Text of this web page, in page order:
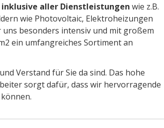
aller Dienstleistungen wie z.B.
wie Photovoltaic, Elektroheizungen
besonders intensiv und mit großem
ein umfangreiches Sortiment an
Verstand für Sie da sind. Das hohe
sorgt dafür, dass wir hervorragende